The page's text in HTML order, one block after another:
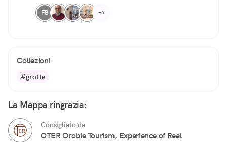
FB +6
Collezioni
#grotte
La Mappa ringrazia:
Consigliato da
OTER Orobie Tourism, Experience of Real